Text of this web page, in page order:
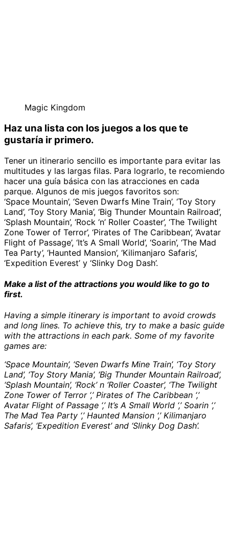
Magic Kingdom
Haz una lista con los juegos a los que te
gustaría ir primero.
Tener un itinerario sencillo es importante para evitar las
multitudes y las largas filas. Para lograrlo, te recomiendo
hacer una guía básica con las atracciones en cada
parque. Algunos de mis juegos favoritos son:
‘Space Mountain’, ‘Seven Dwarfs Mine Train’, ‘Toy Story
Land’, ‘Toy Story Mania’, ‘Big Thunder Mountain Railroad’,
‘Splash Mountain’, ‘Rock ‘n’ Roller Coaster’, ‘The Twilight
Zone Tower of Terror’, ‘Pirates of The Caribbean’, ‘Avatar
Flight of Passage’, ‘It’s A Small World’, ‘Soarin’, ‘The Mad
Tea Party’, ‘Haunted Mansion’, ‘Kilimanjaro Safaris’,
‘Expedition Everest’ y ‘Slinky Dog Dash’.
Make a list of the attractions you would like to go to
first.
Having a simple itinerary is important to avoid crowds
and long lines. To achieve this, try to make a basic guide
with the attractions in each park. Some of my favorite
games are:
‘Space Mountain’, ‘Seven Dwarfs Mine Train’, ‘Toy Story
Land’, ‘Toy Story Mania’, ‘Big Thunder Mountain Railroad’,
‘Splash Mountain’, ‘Rock’ n ‘Roller Coaster’, ‘The Twilight
Zone Tower of Terror ‘,’ Pirates of The Caribbean ‘,’
Avatar Flight of Passage ‘,’ It’s A Small World ‘,’ Soarin ‘,’
The Mad Tea Party ‘,’ Haunted Mansion ‘,’ Kilimanjaro
Safaris’, ‘Expedition Everest’ and ‘Slinky Dog Dash’.